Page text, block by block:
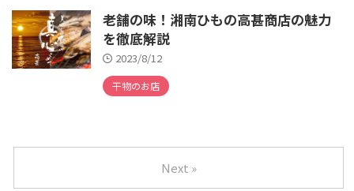
老舗の味！湘南ひもの高甚商店の魅力
を徹底解説
2023/8/12
干物のお店
Next »